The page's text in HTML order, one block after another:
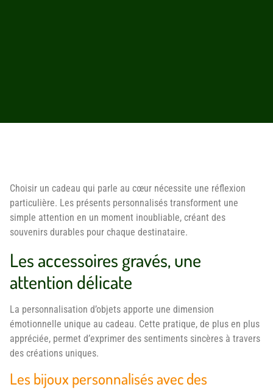
Choisir un cadeau qui parle au cœur nécessite une réflexion
particulière. Les présents personnalisés transforment une
simple attention en un moment inoubliable, créant des
souvenirs durables pour chaque destinataire.
Les accessoires gravés, une
attention délicate
La personnalisation d’objets apporte une dimension
émotionnelle unique au cadeau. Cette pratique, de plus en plus
appréciée, permet d’exprimer des sentiments sincères à travers
des créations uniques.
Les bijoux personnalisés avec des